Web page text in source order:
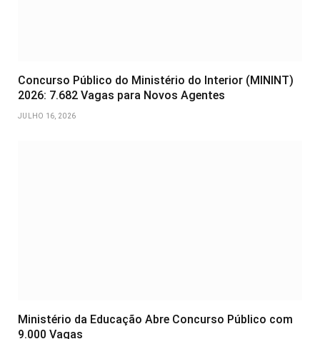
Concurso Público do Ministério do Interior (MININT)
2026: 7.682 Vagas para Novos Agentes
JULHO 16, 2026
Ministério da Educação Abre Concurso Público com
9.000 Vagas